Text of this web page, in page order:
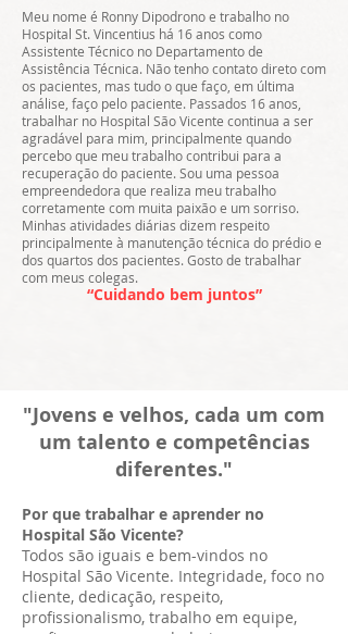
Meu nome é Ronny Dipodrono e trabalho no
Hospital St. Vincentius há 16 anos como
Assistente Técnico no Departamento de
Assistência Técnica. Não tenho contato direto com
os pacientes, mas tudo o que faço, em última
análise, faço pelo paciente. Passados 16 anos,
trabalhar no Hospital São Vicente continua a ser
agradável para mim, principalmente quando
percebo que meu trabalho contribui para a
recuperação do paciente. Sou uma pessoa
empreendedora que realiza meu trabalho
corretamente com muita paixão e um sorriso.
Minhas atividades diárias dizem respeito
principalmente à manutenção técnica do prédio e
dos quartos dos pacientes. Gosto de trabalhar
com meus colegas.
“Cuidando bem juntos”
"Jovens e velhos, cada um com
um talento e competências
diferentes."
Por que trabalhar e aprender no
Hospital São Vicente?
Todos são iguais e bem-vindos no
Hospital São Vicente. Integridade, foco no
cliente, dedicação, respeito,
profissionalismo, trabalho em equipe,